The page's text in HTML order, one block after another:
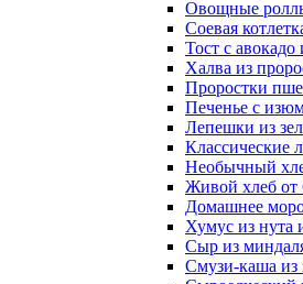
Овощные
Соевая
Тост с
Халва из
Проростки
Печенье с
Лепешки из
Классические
Необычный
Живой хлеб от
Домашнее
Хумус из нута
Сыр из
Смузи-каша из